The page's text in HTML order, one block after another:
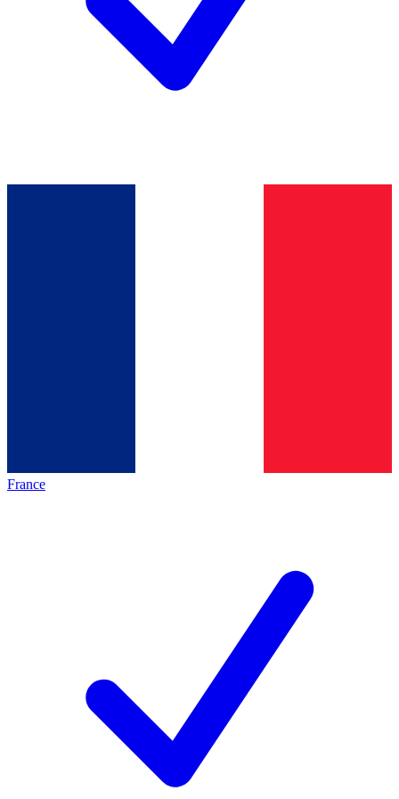
France